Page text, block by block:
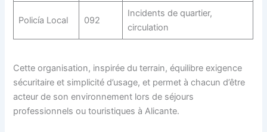
Policía Local 092
Incidents de quartier,
circulation
Cette organisation, inspirée du terrain, équilibre exigence
sécuritaire et simplicité d’usage, et permet à chacun d’être
acteur de son environnement lors de séjours
professionnels ou touristiques à Alicante.